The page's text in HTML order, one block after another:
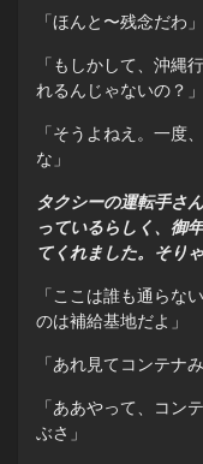
「ほんと〜残念だわ」
「もしかして、沖縄
れるんじゃないの？」
「そうよねえ。一度
な」
タクシーの運転手さ
っているらしく、御
てくれました。そり
「ここは誰も通らな
のは補給基地だよ」
「あれ見てコンテナ
「ああやって、コン
ぶさ」